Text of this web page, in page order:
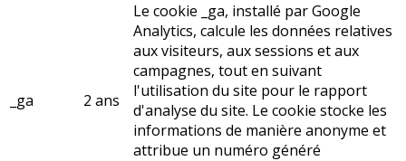
_ga 2 ans
Le cookie _ga, installé par Google
Analytics, calcule les données relatives
aux visiteurs, aux sessions et aux
campagnes, tout en suivant
l'utilisation du site pour le rapport
d'analyse du site. Le cookie stocke les
informations de manière anonyme et
attribue un numéro généré